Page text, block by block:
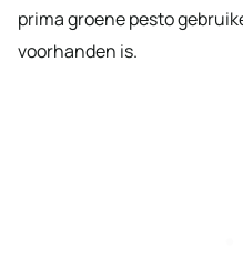
prima groene pesto
voorhanden is.